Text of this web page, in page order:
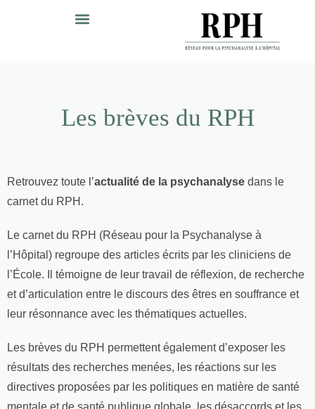
Les brèves du RPH
Retrouvez toute l’actualité de la psychanalyse dans le
carnet du RPH.
Le carnet du RPH (Réseau pour la Psychanalyse à
l’Hôpital) regroupe des articles écrits par les cliniciens de
l’École. Il témoigne de leur travail de réflexion, de recherche
et d’articulation entre le discours des êtres en souffrance et
leur résonnance avec les thématiques actuelles.
Les brèves du RPH permettent également d’exposer les
résultats des recherches menées, les réactions sur les
directives proposées par les politiques en matière de santé
mentale et de santé publique globale, les désaccords et les